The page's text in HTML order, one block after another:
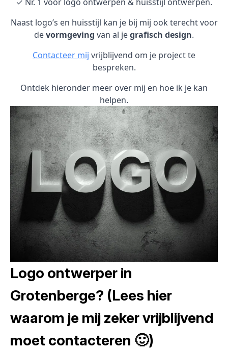
Naast logo’s en huisstijl kan je bij mij ook terecht voor
devormgeving van al jegrafisch design.
Contacteer mij vrijblijvend om je project te
bespreken.
Ontdek hieronder meer over mij en hoe ik je kan
helpen.
Logo ontwerper in
Grotenberge? (Lees hier
waarom je mij zeker vrijblijvend
moet contacteren 🙂)